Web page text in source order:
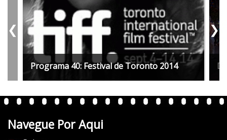
Programa 40: Festival de Toronto 2014
❮ ❯
Navegue Por Aqui